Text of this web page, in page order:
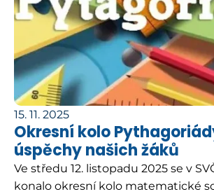
15. 11. 2025
Okresní kolo
úspěchy našich žáků
Ve středu 12. listopadu 2025 se v
konalo okresní kolo matematické